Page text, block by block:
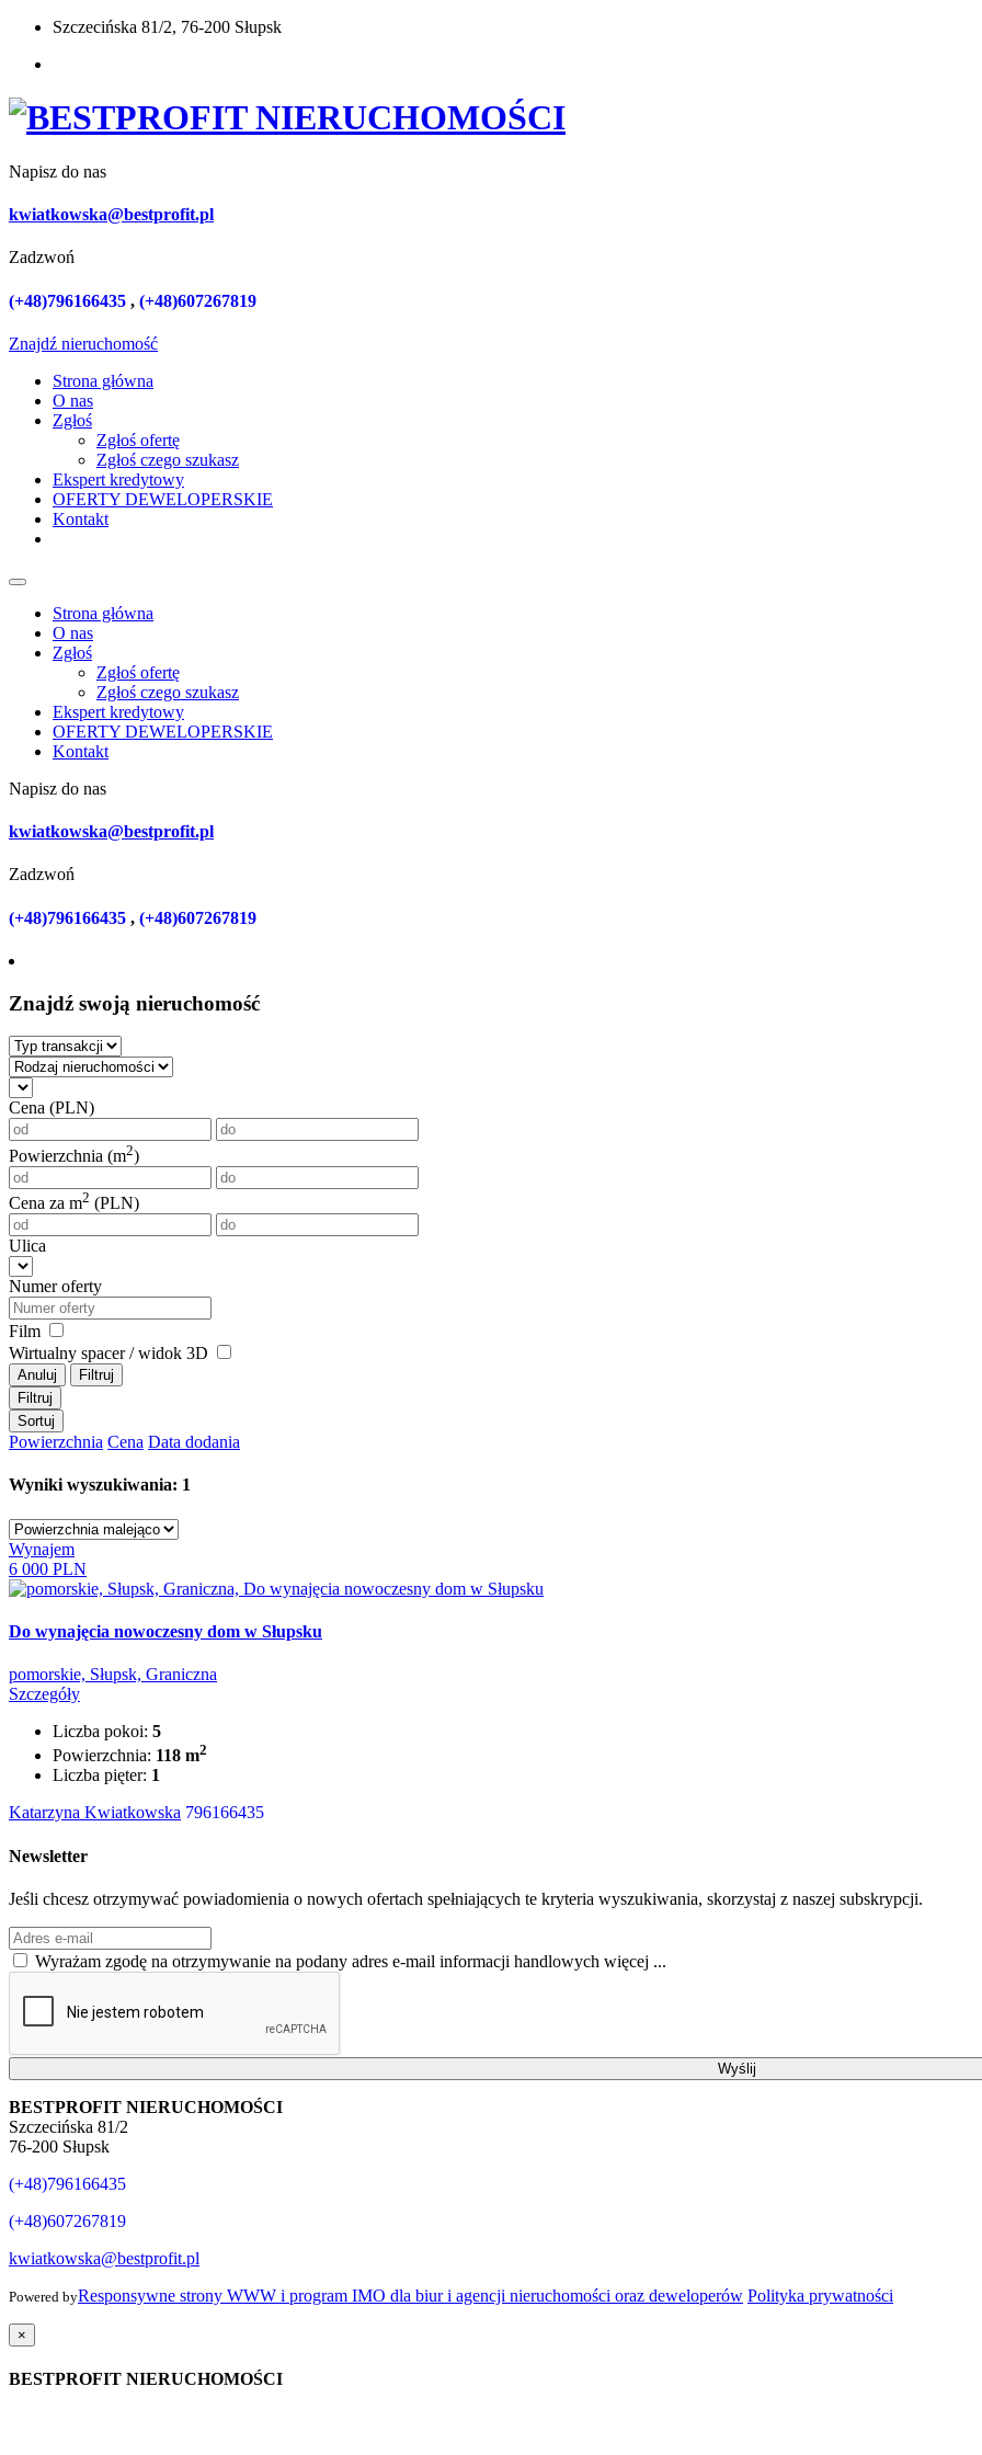
Szczecińska 81/2, 76-200 Słupsk
Napisz do nas
kwiatkowska@bestprofit.pl
Zadzwoń
(+48)796166435 , (+48)607267819
Znajdź nieruchomość
Strona główna
O nas
Zgłoś
Zgłoś ofertę
Zgłoś czego szukasz
Ekspert kredytowy
OFERTY DEWELOPERSKIE
Kontakt
Strona główna
O nas
Zgłoś
Zgłoś ofertę
Zgłoś czego szukasz
Ekspert kredytowy
OFERTY DEWELOPERSKIE
Kontakt
Napisz do nas
kwiatkowska@bestprofit.pl
Zadzwoń
(+48)796166435 , (+48)607267819
Znajdź swoją nieruchomość
Cena (PLN)
Powierzchnia (m2)
Cena za m2 (PLN)
Ulica
Numer oferty
Film
Wirtualny spacer / widok 3D
Anuluj
Filtruj
Filtruj
Sortuj
Powierzchnia Cena Data dodania
Wyniki wyszukiwania: 1
Wynajem
6 000 PLN
Do wynajęcia nowoczesny dom w Słupsku
pomorskie, Słupsk, Graniczna
Szczegóły
Liczba pokoi: 5
Powierzchnia: 118 m2
Liczba pięter: 1
Katarzyna Kwiatkowska 796166435
Newsletter
Jeśli chcesz otrzymywać powiadomienia o nowych ofertach spełniających te kryteria wyszukiwania, skorzystaj z naszej subskrypcji.
Wyrażam zgodę na otrzymywanie na podany adres e-mail informacji handlowych więcej ...
Wyślij
BESTPROFIT NIERUCHOMOŚCI
Szczecińska 81/2
76-200 Słupsk
(+48)796166435
(+48)607267819
kwiatkowska@bestprofit.pl
Powered byResponsywne strony WWW i program IMO dla biur i agencji nieruchomości oraz deweloperów Polityka prywatności
×
BESTPROFIT NIERUCHOMOŚCI